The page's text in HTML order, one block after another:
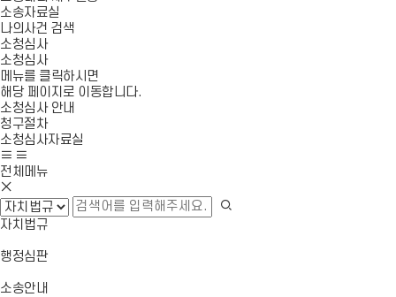
소송자료실
나의사건 검색
소청심사
소청심사
메뉴를 클릭하시면
해당 페이지로 이동합니다.
소청심사 안내
청구절차
소청심사자료실
사
이
트
맵
이
동
모
바
메
뉴
열
기
전체메뉴
모
바
일
메
뉴
닫
기
자치법규
행정심판
소송안내